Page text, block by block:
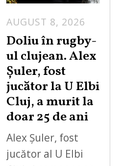
AUGUST 8, 2026
Doliu în rugby-
ul clujean. Alex
Șuler, fost
jucător la U Elbi
Cluj, a murit la
doar 25 de ani
Alex Șuler, fost
jucător al U Elbi